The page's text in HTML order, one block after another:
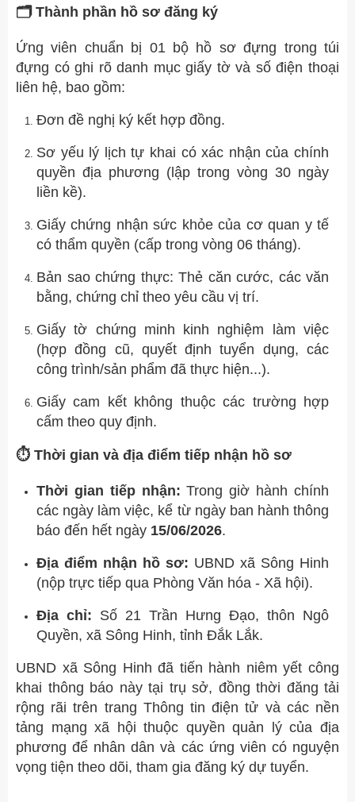
🗂️ Thành phần hồ sơ đăng ký
Ứng viên chuẩn bị 01 bộ hồ sơ đựng trong túi
đựng có ghi rõ danh mục giấy tờ và số điện thoại
liên hệ, bao gồm:
Đơn đề nghị ký kết hợp đồng.
Sơ yếu lý lịch tự khai có xác nhận của chính
quyền địa phương (lập trong vòng 30 ngày
liền kề).
Giấy chứng nhận sức khỏe của cơ quan y tế
có thẩm quyền (cấp trong vòng 06 tháng).
Bản sao chứng thực: Thẻ căn cước, các văn
bằng, chứng chỉ theo yêu cầu vị trí.
Giấy tờ chứng minh kinh nghiệm làm việc
(hợp đồng cũ, quyết định tuyển dụng, các
công trình/sản phẩm đã thực hiện...).
Giấy cam kết không thuộc các trường hợp
cấm theo quy định.
⏱️ Thời gian và địa điểm tiếp nhận hồ sơ
Thời gian tiếp nhận: Trong giờ hành chính
các ngày làm việc, kể từ ngày ban hành thông
báo đến hết ngày 15/06/2026.
Địa điểm nhận hồ sơ: UBND xã Sông Hinh
(nộp trực tiếp qua Phòng Văn hóa - Xã hội).
Địa chỉ: Số 21 Trần Hưng Đạo, thôn Ngô
Quyền, xã Sông Hinh, tỉnh Đắk Lắk.
UBND xã Sông Hinh đã tiến hành niêm yết công
khai thông báo này tại trụ sở, đồng thời đăng tải
rộng rãi trên trang Thông tin điện tử và các nền
tảng mạng xã hội thuộc quyền quản lý của địa
phương để nhân dân và các ứng viên có nguyện
vọng tiện theo dõi, tham gia đăng ký dự tuyển.